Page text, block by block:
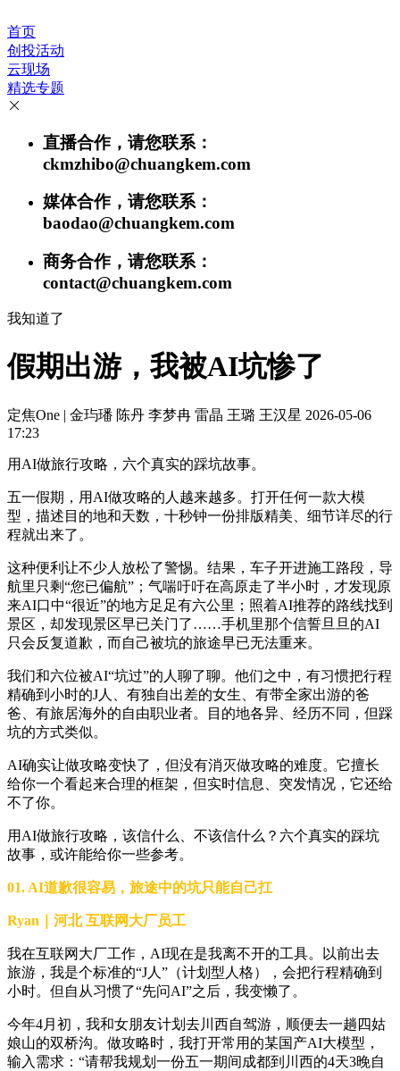
首页
创投活动
云现场
精选专题
直播合作，请您联系：
ckmzhibo@chuangkem.com
媒体合作，请您联系：
baodao@chuangkem.com
商务合作，请您联系：
contact@chuangkem.com
我知道了
假期出游，我被AI坑惨了
定焦One | 金玙璠 陈丹 李梦冉 雷晶 王璐 王汉星 2026-05-06
17:23
用AI做旅行攻略，六个真实的踩坑故事。
五一假期，用AI做攻略的人越来越多。打开任何一款大模
型，描述目的地和天数，十秒钟一份排版精美、细节详尽的行
程就出来了。
这种便利让不少人放松了警惕。结果，车子开进施工路段，导
航里只剩“您已偏航”；气喘吁吁在高原走了半小时，才发现原
来AI口中“很近”的地方足足有六公里；照着AI推荐的路线找到
景区，却发现景区早已关门了……手机里那个信誓旦旦的AI
只会反复道歉，而自己被坑的旅途早已无法重来。
我们和六位被AI“坑过”的人聊了聊。他们之中，有习惯把行程
精确到小时的J人、有独自出差的女生、有带全家出游的爸
爸、有旅居海外的自由职业者。目的地各异、经历不同，但踩
坑的方式类似。
AI确实让做攻略变快了，但没有消灭做攻略的难度。它擅长
给你一个看起来合理的框架，但实时信息、突发情况，它还给
不了你。
用AI做旅行攻略，该信什么、不该信什么？六个真实的踩坑
故事，或许能给你一些参考。
01. AI道歉很容易，旅途中的坑只能自己扛
Ryan｜河北 互联网大厂员工
我在互联网大厂工作，AI现在是我离不开的工具。以前出去
旅游，我是个标准的“J人”（计划型人格），会把行程精确到
小时。但自从习惯了“先问AI”之后，我变懒了。
今年4月初，我和女朋友计划去川西自驾游，顺便去一趟四姑
娘山的双桥沟。做攻略时，我打开常用的某国产AI大模型，
输入需求：“请帮我规划一份五一期间成都到川西的4天3晚自